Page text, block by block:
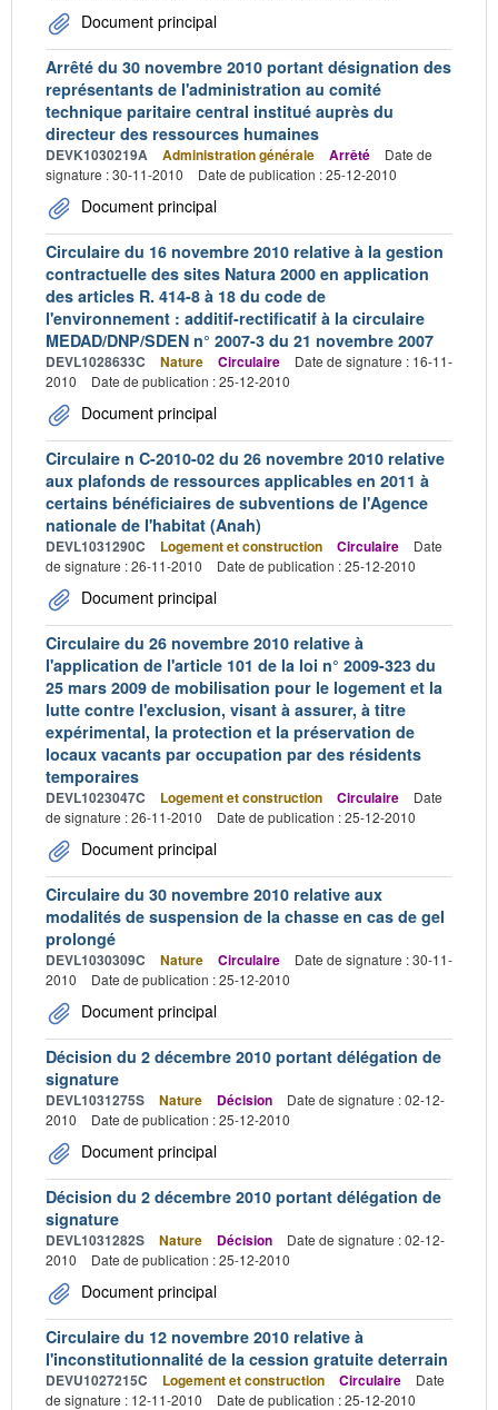
Document principal
Arrêté du 30 novembre 2010 portant désignation des
représentants de l'administration au comité
technique paritaire central institué auprès du
directeur des ressources humaines
DEVK1030219A Administration générale Arrêté
Date de
signature : 30-11-2010
Date de publication : 25-12-2010
Document principal
Circulaire du 16 novembre 2010 relative à la gestion
contractuelle des sites Natura 2000 en application
des articles R. 414-8 à 18 du code de
l'environnement : additif-rectificatif à la circulaire
MEDAD/DNP/SDEN n° 2007-3 du 21 novembre 2007
DEVL1028633C Nature Circulaire
Date de signature : 16-11-
2010
Date de publication : 25-12-2010
Document principal
Circulaire n C-2010-02 du 26 novembre 2010 relative
aux plafonds de ressources applicables en 2011 à
certains bénéficiaires de subventions de l'Agence
nationale de l'habitat (Anah)
DEVL1031290C Logement et construction Circulaire
Date
de signature : 26-11-2010
Date de publication : 25-12-2010
Document principal
Circulaire du 26 novembre 2010 relative à
l'application de l'article 101 de la loi n° 2009-323 du
25 mars 2009 de mobilisation pour le logement et la
lutte contre l'exclusion, visant à assurer, à titre
expérimental, la protection et la préservation de
locaux vacants par occupation par des résidents
temporaires
DEVL1023047C Logement et construction Circulaire
Date
de signature : 26-11-2010
Date de publication : 25-12-2010
Document principal
Circulaire du 30 novembre 2010 relative aux
modalités de suspension de la chasse en cas de gel
prolongé
DEVL1030309C Nature Circulaire
Date de signature : 30-11-
2010
Date de publication : 25-12-2010
Document principal
Décision du 2 décembre 2010 portant délégation de
signature
DEVL1031275S Nature Décision
Date de signature : 02-12-
2010
Date de publication : 25-12-2010
Document principal
Décision du 2 décembre 2010 portant délégation de
signature
DEVL1031282S Nature Décision
Date de signature : 02-12-
2010
Date de publication : 25-12-2010
Document principal
Circulaire du 12 novembre 2010 relative à
l'inconstitutionnalité de la cession gratuite deterrain
DEVU1027215C Logement et construction Circulaire
Date
de signature : 12-11-2010
Date de publication : 25-12-2010